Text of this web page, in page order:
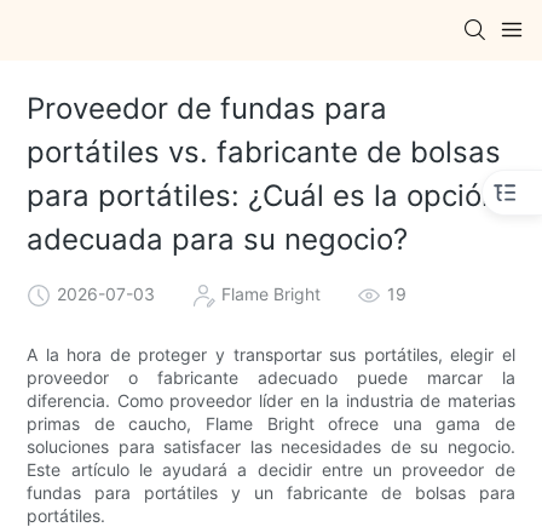
Proveedor de fundas para
portátiles vs. fabricante de bolsas
para portátiles: ¿Cuál es la opción
adecuada para su negocio?
2026-07-03 Flame Bright 19
A la hora de proteger y transportar sus portátiles, elegir el
proveedor o fabricante adecuado puede marcar la
diferencia. Como proveedor líder en la industria de materias
primas de caucho, Flame Bright ofrece una gama de
soluciones para satisfacer las necesidades de su negocio.
Este artículo le ayudará a decidir entre un proveedor de
fundas para portátiles y un fabricante de bolsas para
portátiles.